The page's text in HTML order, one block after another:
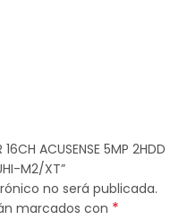
ACUSENSE 5MP 2HDD
M2/XT”
no será publicada.
marcados con *